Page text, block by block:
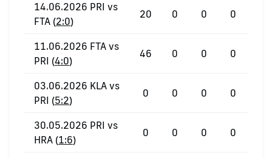
14.06.2026 PRI vs
FTA (2:0)
20 0 0 0
11.06.2026 FTA vs
PRI (4:0)
46 0 0 0
03.06.2026 KLA vs
PRI (5:2)
0 0 0 0
30.05.2026 PRI vs
HRA (1:6)
0 0 0 0